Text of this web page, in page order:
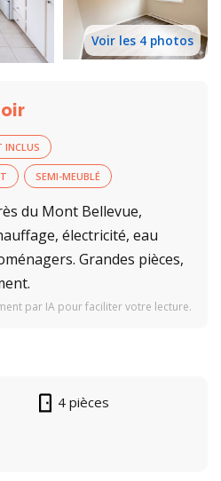
Voir les 4 photos
INCLUS
SEMI-MEUBLÉ
du Mont Bellevue,
électricité, eau
Grandes pièces,
par IA pour faciliter votre lecture.
4 pièces